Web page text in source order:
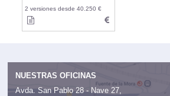
2 versiones desde 40.250 €
NUESTRAS OFICINAS
Avda. San Pablo 28 - Nave 27,